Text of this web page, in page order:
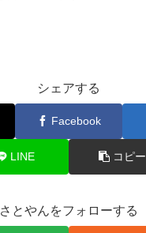
シェアする
Facebook
LINE コピー
さとやんをフォローする